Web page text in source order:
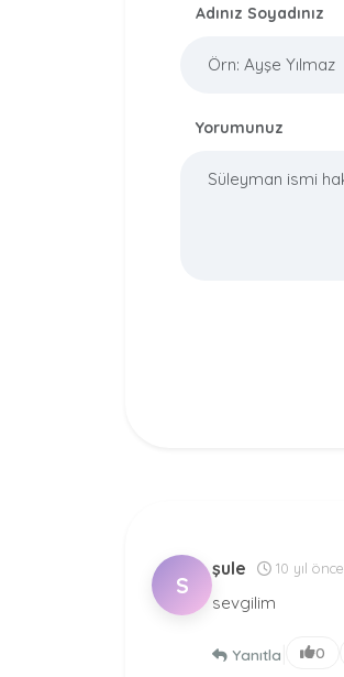
Adınız Soyadınız
Yorumunuz
S
şule 10 yıl önce
sevgilim
Yanıtla 0